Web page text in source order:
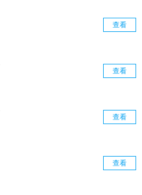
查看
查看
查看
查看